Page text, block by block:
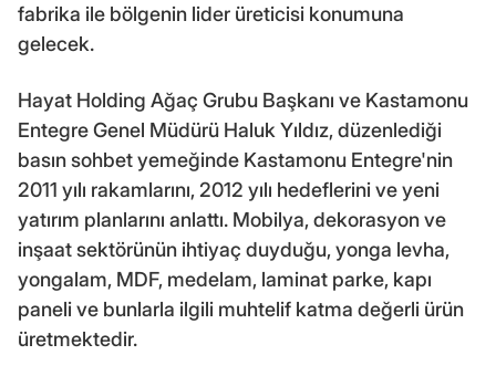
fabrika ile bölgenin lider üreticisi konumuna
gelecek.
Hayat Holding Ağaç Grubu Başkanı ve Kastamonu
Entegre Genel Müdürü Haluk Yıldız, düzenlediği
basın sohbet yemeğinde Kastamonu Entegre'nin
2011 yılı rakamlarını, 2012 yılı hedeflerini ve yeni
yatırım planlarını anlattı. Mobilya, dekorasyon ve
inşaat sektörünün ihtiyaç duyduğu, yonga levha,
yongalam, MDF, medelam, laminat parke, kapı
paneli ve bunlarla ilgili muhtelif katma değerli ürün
üretmektedir.